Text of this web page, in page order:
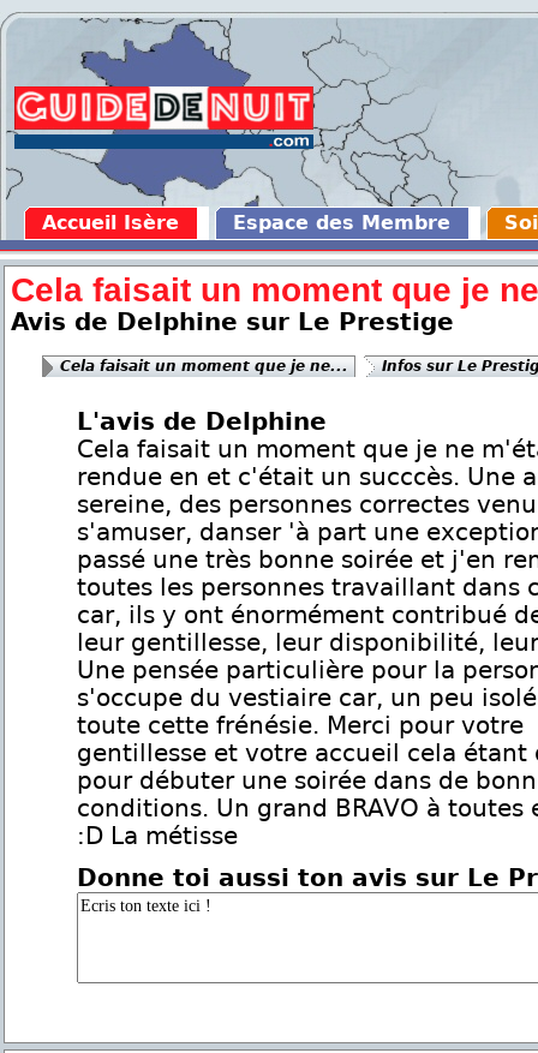
Accueil Isère Espace des Membre
Cela faisait un moment que je
Avis de Delphine sur Le Prestige
Cela faisait un moment que je ne... Infos sur Le
L'avis de Delphine
Cela faisait un moment que je ne
rendue en et c'était un succcès. Une
sereine, des personnes correctes
s'amuser, danser 'à part une
passé une très bonne soirée et j'en
toutes les personnes travaillant dans
car, ils y ont énormément contribué
leur gentillesse, leur disponibilité,
Une pensée particulière pour la
s'occupe du vestiaire car, un peu
toute cette frénésie. Merci pour votre
gentillesse et votre accueil cela étant
pour débuter une soirée dans de
conditions. Un grand BRAVO à toutes
:D La métisse
Donne toi aussi ton avis sur Le